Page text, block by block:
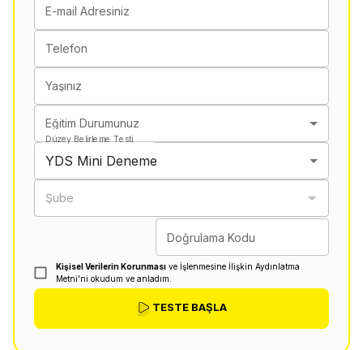
E-mail Adresiniz
Telefon
Yaşınız
Eğitim Durumunuz
Düzey Belirleme Testi
YDS Mini Deneme
Şube
Doğrulama Kodu
Kişisel Verilerin Korunması ve İşlenmesine İlişkin Aydınlatma
Metni'ni okudum ve anladım.
TESTE BAŞLA